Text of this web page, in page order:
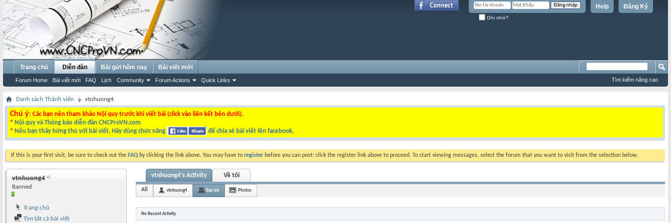
Đăng Ký
Help
Ghi nhớ?
Trang chủ Diễn đàn
Forum Home Bài viết mới FAQ Lịch Community Forum Actions Quick Links
Bài gửi hôm nay Bài viết mới
Tìm kiếm nâng cao
Danh sách Thành viên vtnhuong4
Chú ý: Các bạn nên tham khảo Nội quy trước khi viết bài (click vào liên kết bên dưới).
* Nội quy và Thông báo diễn đàn CNCProVN.com
* Nếu bạn thấy hứng thú với bài viết. Hãy dùng chức năng để chia sẻ bài viết lên facebook.
If this is your first visit, be sure to check out the FAQ by clicking the link above. You may have to register before you can post: click the register link above to proceed. To start viewing messages, select the forum that you want to visit from the selection below.
vtnhuong4
Banned
Trang chủ
Tìm tất cả bài viết
vtnhuong4's Activity Về tôi
All vtnhuong4 Bạn bè Photos
No Recent Activity